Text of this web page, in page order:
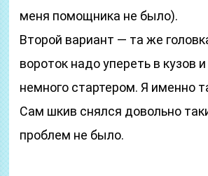
меня помощника не было).
Второй вариант — та же
вороток надо упереть в кузов
немного стартером. Я именно
Сам шкив снялся довольно
проблем не было.